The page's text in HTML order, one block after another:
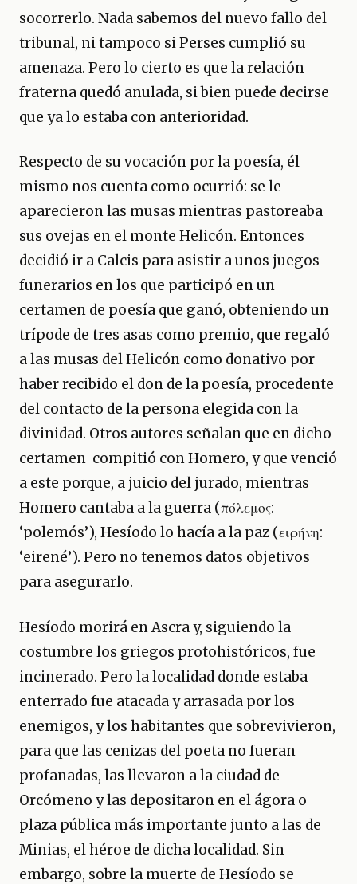
socorrerlo. Nada sabemos del nuevo fallo del
tribunal, ni tampoco si Perses cumplió su
amenaza. Pero lo cierto es que la relación
fraterna quedó anulada, si bien puede decirse
que ya lo estaba con anterioridad.
Respecto de su vocación por la poesía, él
mismo nos cuenta como ocurrió: se le
aparecieron las musas mientras pastoreaba
sus ovejas en el monte Helicón. Entonces
decidió ir a Calcis para asistir a unos juegos
funerarios en los que participó en un
certamen de poesía que ganó, obteniendo un
trípode de tres asas como premio, que regaló
a las musas del Helicón como donativo por
haber recibido el don de la poesía, procedente
del contacto de la persona elegida con la
divinidad. Otros autores señalan que en dicho
certamen compitió con Homero, y que venció
a este porque, a juicio del jurado, mientras
Homero cantaba a la guerra (πόλεμος:
‘polemós’), Hesíodo lo hacía a la paz (ειρήνη:
‘eirené’). Pero no tenemos datos objetivos
para asegurarlo.
Hesíodo morirá en Ascra y, siguiendo la
costumbre los griegos protohistóricos, fue
incinerado. Pero la localidad donde estaba
enterrado fue atacada y arrasada por los
enemigos, y los habitantes que sobrevivieron,
para que las cenizas del poeta no fueran
profanadas, las llevaron a la ciudad de
Orcómeno y las depositaron en el ágora o
plaza pública más importante junto a las de
Minias, el héroe de dicha localidad. Sin
embargo, sobre la muerte de Hesíodo se